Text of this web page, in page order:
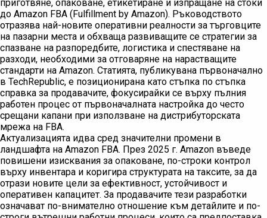
приготвяне, опаковане, етикетиране и изпращане на стоки
до Amazon FBA (Fulfillment by Amazon). Ръководството
отразява най-новите оперативни реалности за търговците
на пазарни места и обхваща развиващите се стратегии за
спазване на разпоредбите, логистика и спестяване на
разходи, необходими за отговаряне на нарастващите
стандарти на Amazon. Статията, публикувана първоначално
в TechRepublic, е позиционирана като стъпка по стъпка
справка за продавачите, фокусирайки се върху пълния
работен процес от първоначалната настройка до често
срещани капани при използване на дистрибуторската
мрежа на FBA.
Актуализацията идва сред значителни промени в
ландшафта на Amazon FBA. През 2025 г. Amazon въведе
повишени изисквания за опаковане, по-строки контрол
върху инвентара и коригира структурата на таксите, за да
отрази новите цели за ефективност, устойчивост и
оперативен капацитет. За продавачите тези разработки
означават по-внимателно отношение към детайлите и по-